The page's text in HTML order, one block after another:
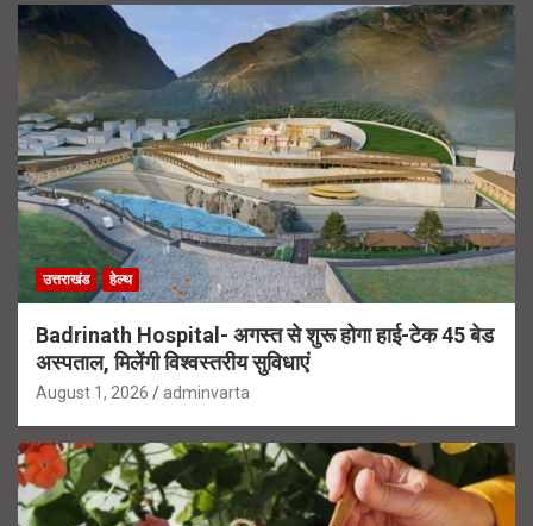
उत्तराखंड हेल्थ
Badrinath Hospital- अगस्त से शुरू होगा हाई-टेक 45 बेड
अस्पताल, मिलेंगी विश्वस्तरीय सुविधाएं
August 1, 2026 adminvarta